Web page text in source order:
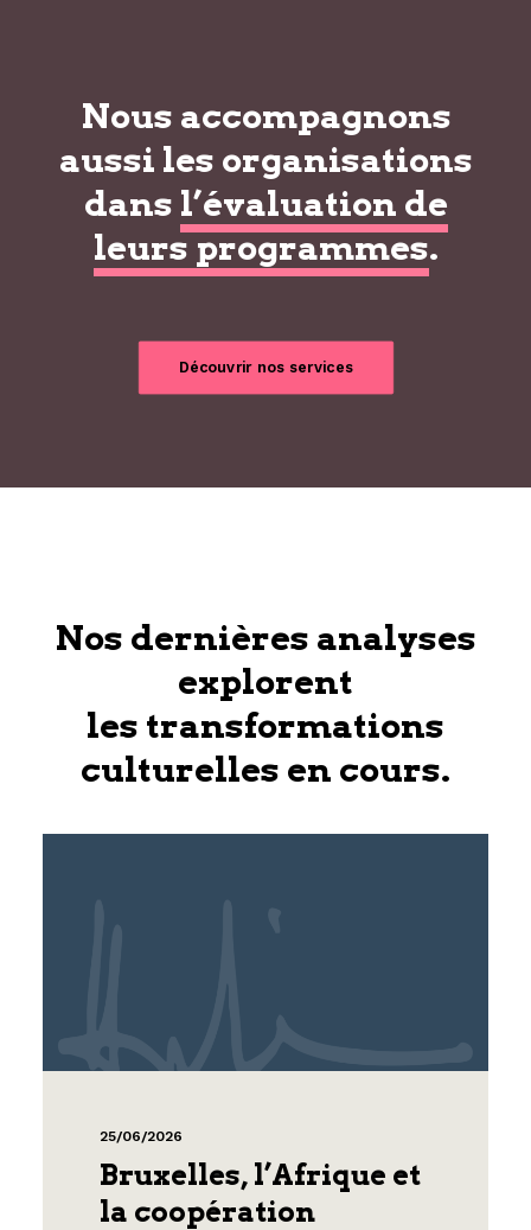
Nous accompagnons
aussi les organisations
dans l’évaluation de
leurs programmes.
Découvrir nos services
Nos dernières analyses
explorent
les transformations
culturelles en cours.
25/06/2026
Bruxelles, l’Afrique et
la coopération